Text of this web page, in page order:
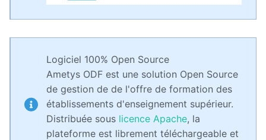
publication
Publier
son offre
formation
avec
Ametys
ODF
Logiciel 100% Open Source
Ametys ODF est une solution Open Source
de gestion de de l'offre de formation des
établissements d'enseignement supérieur.
Distribuée sous licence Apache, la
plateforme est librement téléchargeable et